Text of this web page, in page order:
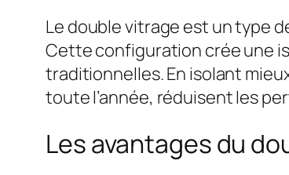
Le double vitrage est un type
Cette configuration crée une
traditionnelles. En isolant
toute l’année, réduisent les
Les avantages du